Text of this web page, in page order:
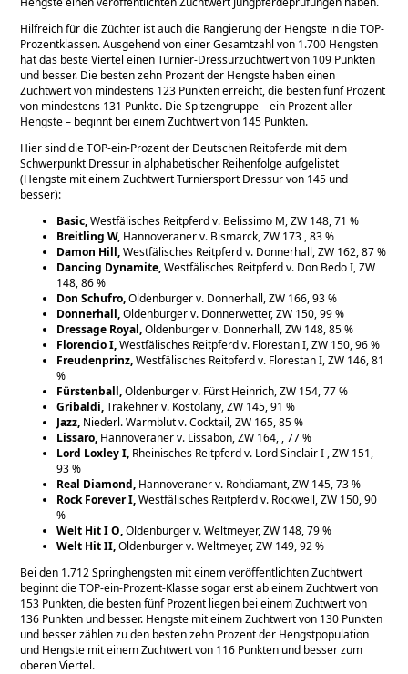
Hilfreich für die Züchter ist auch die Rangierung der Hengste in die TOP-
Prozentklassen. Ausgehend von einer Gesamtzahl von 1.700 Hengsten
hat das beste Viertel einen Turnier-Dressurzuchtwert von 109 Punkten
und besser. Die besten zehn Prozent der Hengste haben einen
Zuchtwert von mindestens 123 Punkten erreicht, die besten fünf Prozent
von mindestens 131 Punkte. Die Spitzengruppe – ein Prozent aller
Hengste – beginnt bei einem Zuchtwert von 145 Punkten.
Hier sind die TOP-ein-Prozent der Deutschen Reitpferde mit dem
Schwerpunkt Dressur in alphabetischer Reihenfolge aufgelistet
(Hengste mit einem Zuchtwert Turniersport Dressur von 145 und
besser):
Basic,Westfälisches Reitpferd v. Belissimo M, ZW 148, 71 %
Breitling W, Hannoveraner v. Bismarck, ZW 173 , 83 %
Damon Hill,Westfälisches Reitpferd v. Donnerhall, ZW 162, 87 %
Dancing Dynamite,Westfälisches Reitpferd v. Don Bedo I, ZW
148, 86 %
Don Schufro,Oldenburger v. Donnerhall, ZW 166, 93 %
Donnerhall,Oldenburger v. Donnerwetter, ZW 150, 99 %
Dressage Royal,Oldenburger v. Donnerhall, ZW 148, 85 %
Florencio I,Westfälisches Reitpferd v. Florestan I, ZW 150, 96 %
Freudenprinz,Westfälisches Reitpferd v. Florestan I, ZW 146, 81
%
Fürstenball,Oldenburger v. Fürst Heinrich, ZW 154, 77 %
Gribaldi,Trakehner v. Kostolany, ZW 145, 91 %
Jazz, Niederl. Warmblut v. Cocktail, ZW 165, 85 %
Lissaro, Hannoveraner v. Lissabon, ZW 164, , 77 %
Lord Loxley I, Rheinisches Reitpferd v. Lord Sinclair I , ZW 151,
93 %
Real Diamond, Hannoveraner v. Rohdiamant, ZW 145, 73 %
Rock Forever I,Westfälisches Reitpferd v. Rockwell, ZW 150, 90
%
Welt Hit I O,Oldenburger v. Weltmeyer, ZW 148, 79 %
Welt Hit II,Oldenburger v. Weltmeyer, ZW 149, 92 %
Bei den 1.712 Springhengsten mit einem veröffentlichten Zuchtwert
beginnt die TOP-ein-Prozent-Klasse sogar erst ab einem Zuchtwert von
153 Punkten, die besten fünf Prozent liegen bei einem Zuchtwert von
136 Punkten und besser. Hengste mit einem Zuchtwert von 130 Punkten
und besser zählen zu den besten zehn Prozent der Hengstpopulation
und Hengste mit einem Zuchtwert von 116 Punkten und besser zum
oberen Viertel.